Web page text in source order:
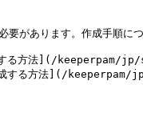
要があります。作成手順に
作成する方法](/
作成する方法](/